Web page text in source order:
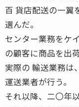
百 貨店配送の一翼
選んだ。
センター業務をケ
の顧客に商品を出荷
実際の 輸送業務は
運送業者が行う。
それ以降、二〇年